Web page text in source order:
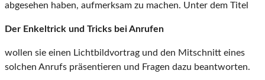
abgesehen haben, aufmerksam zu machen. Unter dem Titel
Der Enkeltrick und Tricks bei Anrufen
wollen sie einen Lichtbildvortrag und den Mitschnitt eines
solchen Anrufs präsentieren und Fragen dazu beantworten.